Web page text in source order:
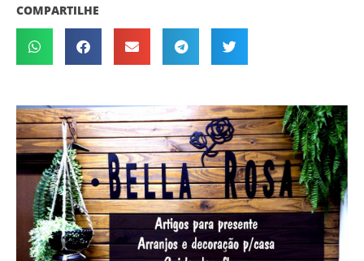
COMPARTILHE